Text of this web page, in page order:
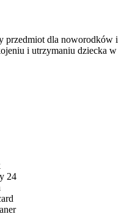
przedmiot dla noworodków i
i utrzymaniu dziecka w